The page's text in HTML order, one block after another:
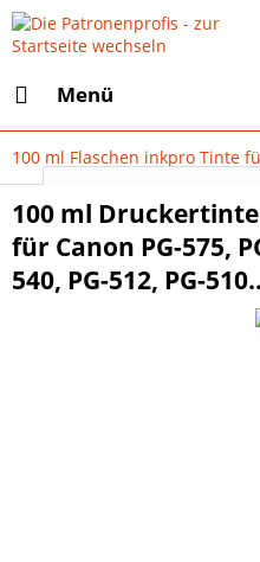
Menü
100 ml Flaschen inkpro Tinte
100 ml
für Canon PG-575,
540, PG-512, PG-